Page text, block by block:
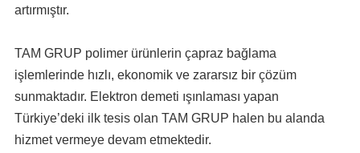
artırmıştır.
TAM GRUP polimer ürünlerin çapraz bağlama
işlemlerinde hızlı, ekonomik ve zararsız bir çözüm
sunmaktadır. Elektron demeti ışınlaması yapan
Türkiye’deki ilk tesis olan TAM GRUP halen bu alanda
hizmet vermeye devam etmektedir.